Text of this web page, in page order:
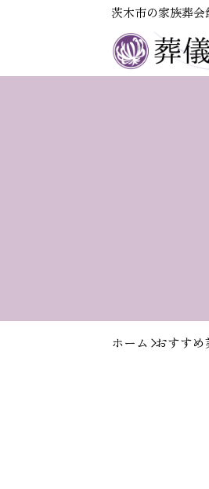
茨木市の家族葬
ホーム おすす